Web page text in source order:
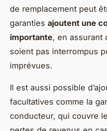
de remplacement peut
garanties ajoutent une
importante, en assurant
soient pas interrompus
imprévues.
Il est aussi possible
facultatives comme la
conducteur, qui couvre